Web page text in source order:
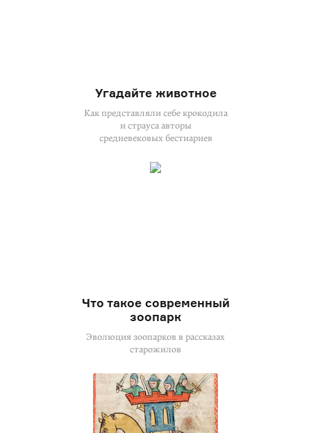
Угадайте животное
Как представляли себе крокодила
и страуса авторы
средневековых бестиариев
Что такое современный
зоопарк
Эволюция зоопарков в рассказах
старожилов